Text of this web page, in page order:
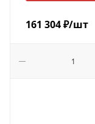
161 304₽/шт